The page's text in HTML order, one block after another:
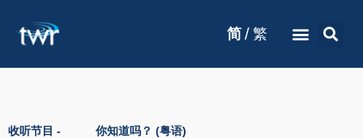
简 / 繁
收听节目 - 你知道吗？ (粤语)